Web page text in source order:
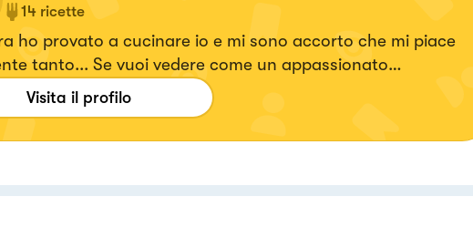
14 ricette
ho provato a cucinare io e mi sono accorto che mi piace
tanto... Se vuoi vedere come un appassionato
affronta le sfide della cucina seguimi...
Visita il profilo